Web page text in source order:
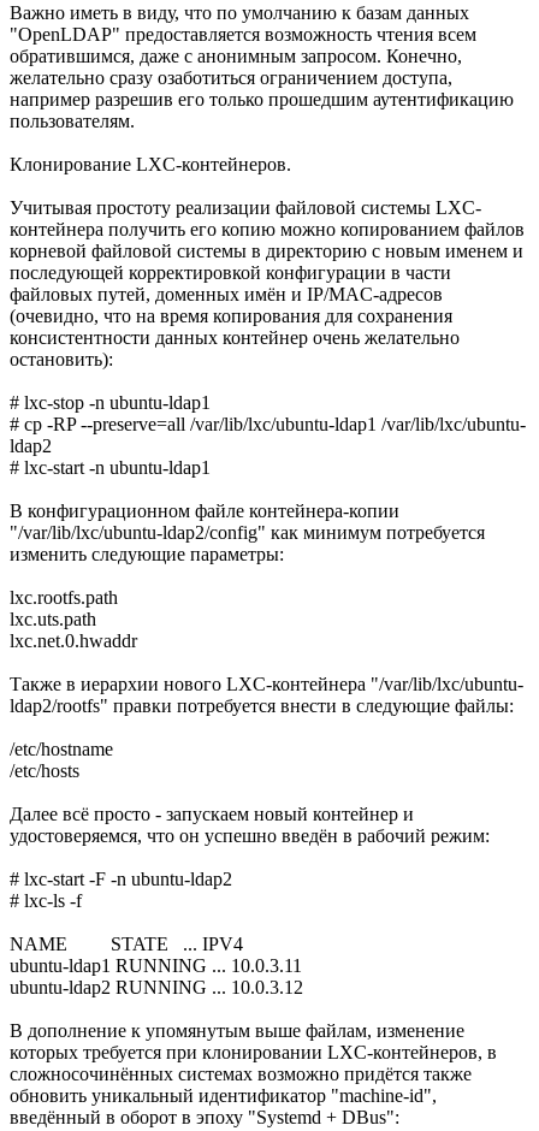
Важно иметь в виду, что по умолчанию к базам данных
"OpenLDAP" предоставляется возможность чтения всем
обратившимся, даже с анонимным запросом. Конечно,
желательно сразу озаботиться ограничением доступа,
например разрешив его только прошедшим аутентификацию
пользователям.
Клонирование LXC-контейнеров.
Учитывая простоту реализации файловой системы LXC-
контейнера получить его копию можно копированием файлов
корневой файловой системы в директорию с новым именем и
последующей корректировкой конфигурации в части
файловых путей, доменных имён и IP/MAC-адресов
(очевидно, что на время копирования для сохранения
консистентности данных контейнер очень желательно
остановить):
# lxc-stop -n ubuntu-ldap1
# cp -RP --preserve=all /var/lib/lxc/ubuntu-ldap1 /var/lib/lxc/ubuntu-
ldap2
# lxc-start -n ubuntu-ldap1
В конфигурационном файле контейнера-копии
"/var/lib/lxc/ubuntu-ldap2/config" как минимум потребуется
изменить следующие параметры:
lxc.rootfs.path
lxc.uts.path
lxc.net.0.hwaddr
Также в иерархии нового LXC-контейнера "/var/lib/lxc/ubuntu-
ldap2/rootfs" правки потребуется внести в следующие файлы:
/etc/hostname
/etc/hosts
Далее всё просто - запускаем новый контейнер и
удостоверяемся, что он успешно введён в рабочий режим:
# lxc-start -F -n ubuntu-ldap2
# lxc-ls -f
NAME STATE ... IPV4
ubuntu-ldap1 RUNNING ... 10.0.3.11
ubuntu-ldap2 RUNNING ... 10.0.3.12
В дополнение к упомянутым выше файлам, изменение
которых требуется при клонировании LXC-контейнеров, в
сложносочинённых системах возможно придётся также
обновить уникальный идентификатор "machine-id",
введённый в оборот в эпоху "Systemd + DBus":